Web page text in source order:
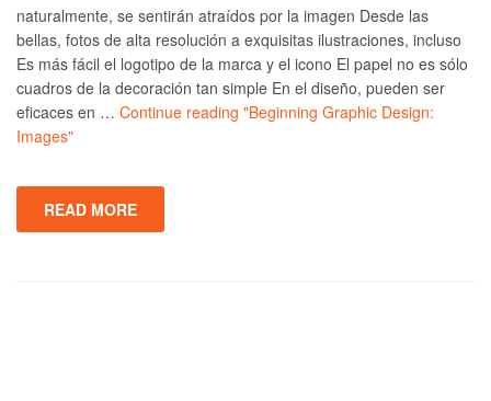
naturalmente, se sentirán atraídos por la imagen Desde las
bellas, fotos de alta resolución a exquisitas ilustraciones, incluso
Es más fácil el logotipo de la marca y el icono El papel no es sólo
cuadros de la decoración tan simple En el diseño, pueden ser
eficaces en … Continue reading "Beginning Graphic Design:
Images"
READ MORE